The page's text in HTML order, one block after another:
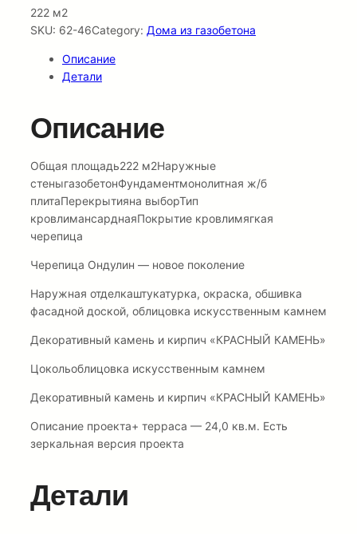
222 м2
SKU: 62-46Category: Дома из газобетона
Описание
Детали
Описание
Общая площадь222 м2Наружные
стеныгазобетонФундаментмонолитная ж/б
плитаПерекрытияна выборТип
кровлимансарднаяПокрытие кровлимягкая
черепица
Черепица Ондулин — новое поколение
Наружная отделкаштукатурка, окраска, обшивка
фасадной доской, облицовка искусственным камнем
Декоративный камень и кирпич «КРАСНЫЙ КАМЕНЬ»
Цокольоблицовка искусственным камнем
Декоративный камень и кирпич «КРАСНЫЙ КАМЕНЬ»
Описание проекта+ терраса — 24,0 кв.м. Есть
зеркальная версия проекта
Детали